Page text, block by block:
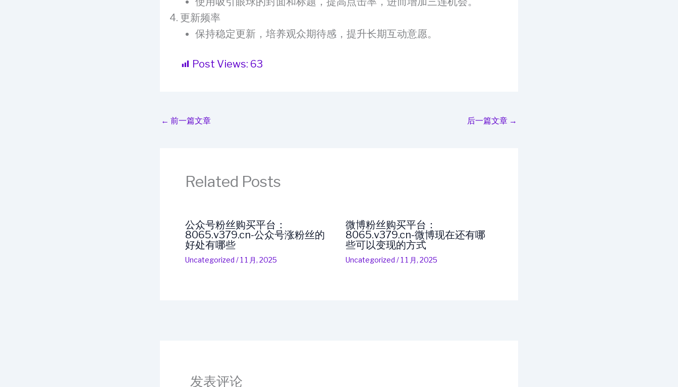
更新频率
保持稳定更新，培养观众期待感，提升长期互动意愿。
Post Views: 63
← 前一篇文章 后一篇文章 →
Related Posts
公众号粉丝购买平台：
8065.v379.cn-公众号涨粉丝的
好处有哪些
Uncategorized /1 1 月, 2025
微博粉丝购买平台：
8065.v379.cn-微博现在还有哪
些可以变现的方式
Uncategorized /1 1 月, 2025
发表评论